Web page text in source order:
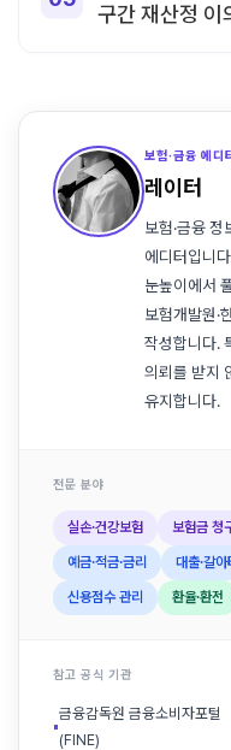
구간 재산정 이
보험·금융 에디
레이터
보험·금융
에디터입니
눈높이에서
보험개발원·
작성합니다.
의뢰를 받지
유지합니다.
전문 분야
실손·건강보험 보험금 청
예금·적금·금리 대출·갈아
신용점수 관리 환율·환전
참고 공식 기관
▪
금융감독원 금융소비자포털
(FINE)